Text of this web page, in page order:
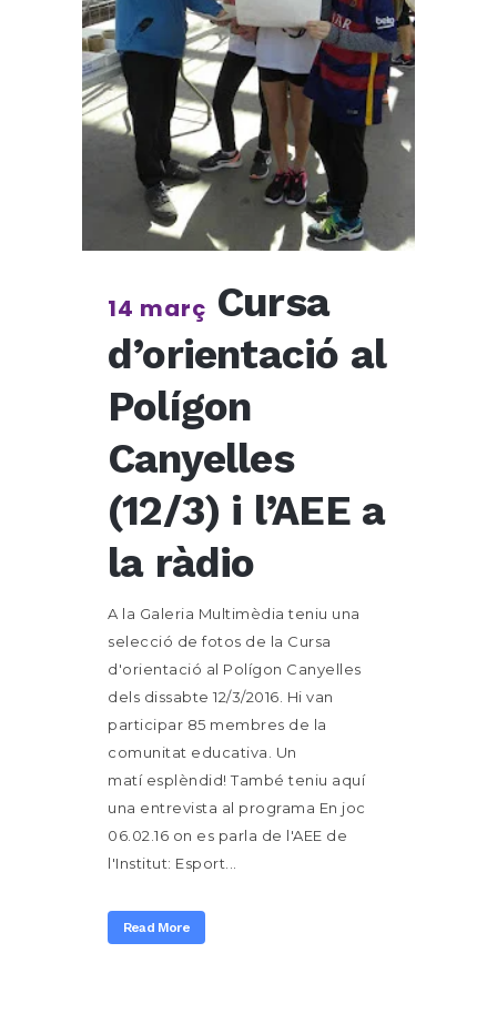
14 març Cursa
d’orientació al
Polígon
Canyelles
(12/3) i l’AEE a
la ràdio
A la Galeria Multimèdia teniu una
selecció de fotos de la Cursa
d'orientació al Polígon Canyelles
dels dissabte 12/3/2016. Hi van
participar 85 membres de la
comunitat educativa. Un
matí esplèndid! També teniu aquí
una entrevista al programa En joc
06.02.16 on es parla de l'AEE de
l'Institut: Esport...
Read More